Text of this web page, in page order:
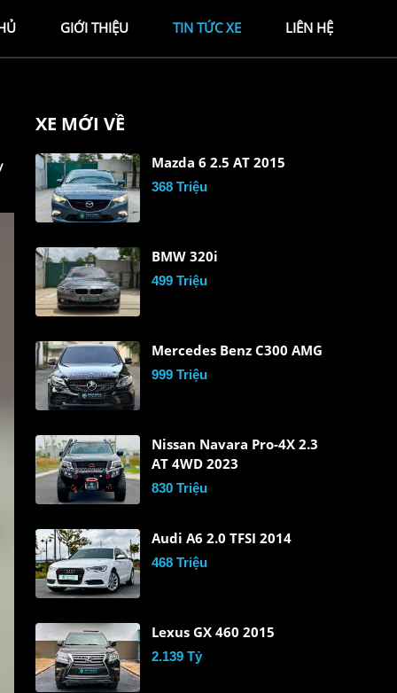
GIỚI THIỆU TIN TỨC XE LIÊN HỆ
XE MỚI VỀ
Mazda 6 2.5 AT 2015
368 Triệu
BMW 320i
499 Triệu
Mercedes Benz C300 AMG
999 Triệu
Nissan Navara Pro-4X 2.3
AT 4WD 2023
830 Triệu
Audi A6 2.0 TFSI 2014
468 Triệu
Lexus GX 460 2015
2.139 Tỷ